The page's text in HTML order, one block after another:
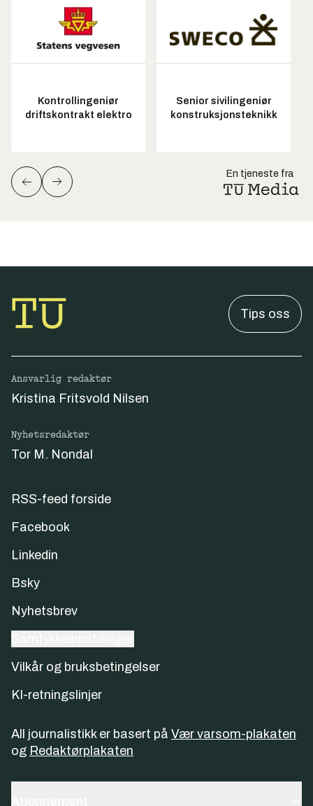
Kontrollingeniør
driftskontrakt elektro
Senior sivilingeniør
konstruksjonsteknikk
En tjeneste fra
Tips oss
Ansvarlig redaktør
Kristina Fritsvold Nilsen
Nyhetsredaktør
Tor M. Nondal
RSS-feed forside
Facebook
Linkedin
Bsky
Nyhetsbrev
Vilkår og bruksbetingelser
KI-retningslinjer
All journalistikk er basert på Vær varsom-plakaten
og Redaktørplakaten